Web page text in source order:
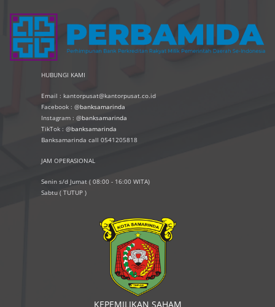
HUBUNGI KAMI
Email : kantorpusat@kantorpusat.co.id
Facebook : @banksamarinda
Instagram : @banksamarinda
TikTok : @banksamarinda
Banksamarinda call 0541205818
JAM OPERASIONAL
Senin s/d Jumat ( 08:00 - 16:00 WITA)
Sabtu ( TUTUP )
KEPEMILIKAN SAHAM